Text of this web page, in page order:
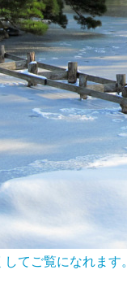
てご覧になれます。